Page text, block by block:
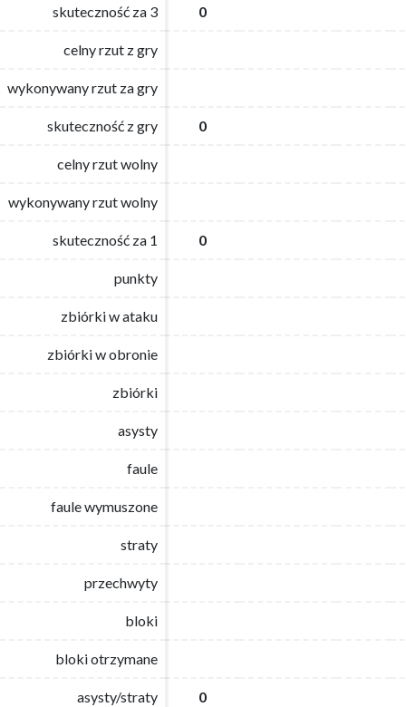
skuteczność za 3 0
celny rzut z gry
wykonywany rzut za gry
skuteczność z gry 0
celny rzut wolny
wykonywany rzut wolny
skuteczność za 1 0
punkty
zbiórki w ataku
zbiórki w obronie
zbiórki
asysty
faule
faule wymuszone
straty
przechwyty
bloki
bloki otrzymane
asysty/straty 0
skuteczność za 3 0
celny rzut z gry
wykonywany rzut za gry
skuteczność z gry 0
celny rzut wolny
wykonywany rzut wolny
skuteczność za 1 0
punkty
zbiórki w ataku
zbiórki w obronie
zbiórki
asysty
faule
faule wymuszone
straty
przechwyty
bloki
bloki otrzymane
asysty/straty 0